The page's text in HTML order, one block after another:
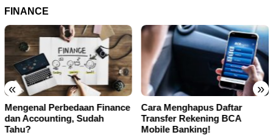
FINANCE
« »
Mengenal Perbedaan Finance
dan Accounting, Sudah
Tahu?
Cara Menghapus Daftar
Transfer Rekening BCA
Mobile Banking!